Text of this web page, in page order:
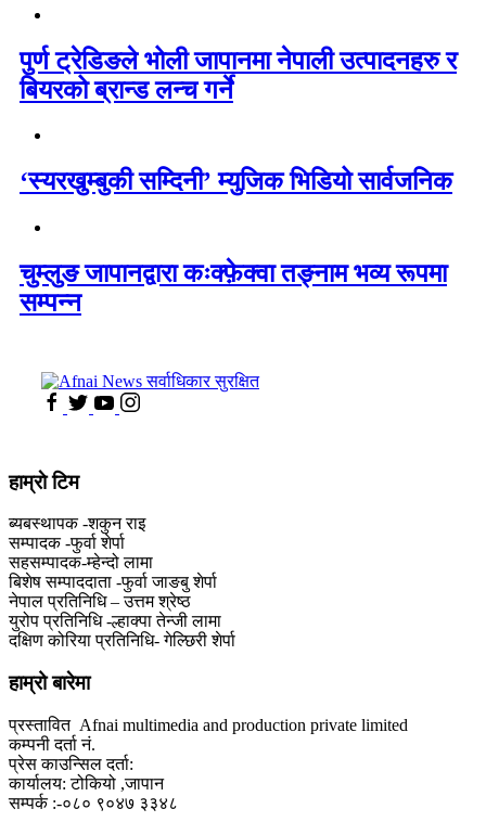
पुर्ण ट्रेडिङले भोली जापानमा नेपाली उत्पादनहरु र
बियरको ब्रान्ड लन्च गर्ने
‘स्यरखुम्बुकी सम्दिनी’ म्युजिक भिडियो सार्वजनिक
चुम्लुङ जापानद्वारा कःक्फ़ेक्वा तङ्नाम भव्य रूपमा
सम्पन्न
हाम्राे टिम
ब्यबस्थापक -शकुन राइ
सम्पादक -फुर्वा शेर्पा
सहसम्पादक-म्हेन्दो लामा
‍बिशेष सम्पाददाता -फुर्वा जा‌ङबु शेर्पा
नेपाल प्रतिनिधि – उत्तम श्रेष्ठ
युरोप प्रतिनिधि -ल्हाक्पा तेन्जी लामा
दक्षिण कोरिया प्रतिनिधि- गेल्छिरी शेर्पा
हाम्रो बारेमा
प्रस्तावित Afnai multimedia and production private limited
कम्पनी दर्ता नं.
प्रेस काउन्सिल दर्ता:
कार्यालय: टोकियो ,जापान
सम्पर्क :-०८० ९०४७ ३३४८